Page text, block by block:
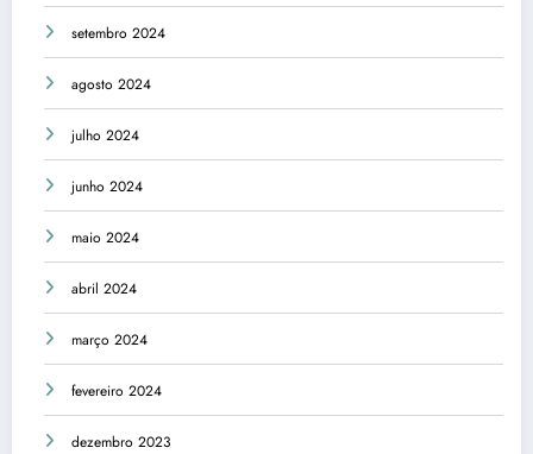
setembro 2024
agosto 2024
julho 2024
junho 2024
maio 2024
abril 2024
março 2024
fevereiro 2024
dezembro 2023